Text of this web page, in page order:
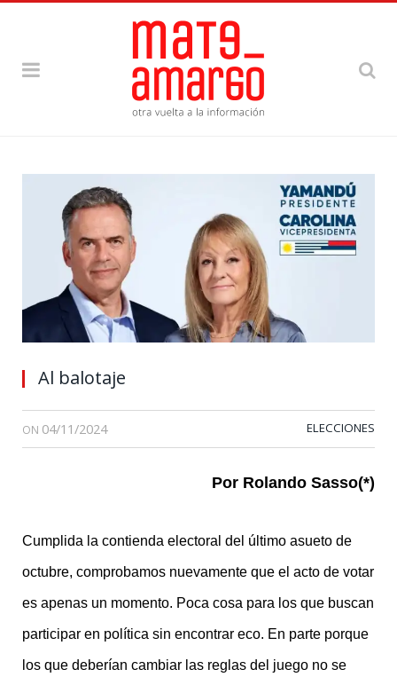
Al balotaje
ON 04/11/2024 ELECCIONES
Por Rolando Sasso(*)
Cumplida la contienda electoral del último asueto de
octubre, comprobamos nuevamente que el acto de votar
es apenas un momento. Poca cosa para los que buscan
participar en política sin encontrar eco. En parte porque
los que deberían cambiar las reglas del juego no se